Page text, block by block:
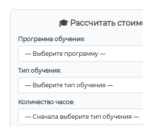
🎓 Рассчитать
Программа обучения:
Тип обучения:
Количество часов: